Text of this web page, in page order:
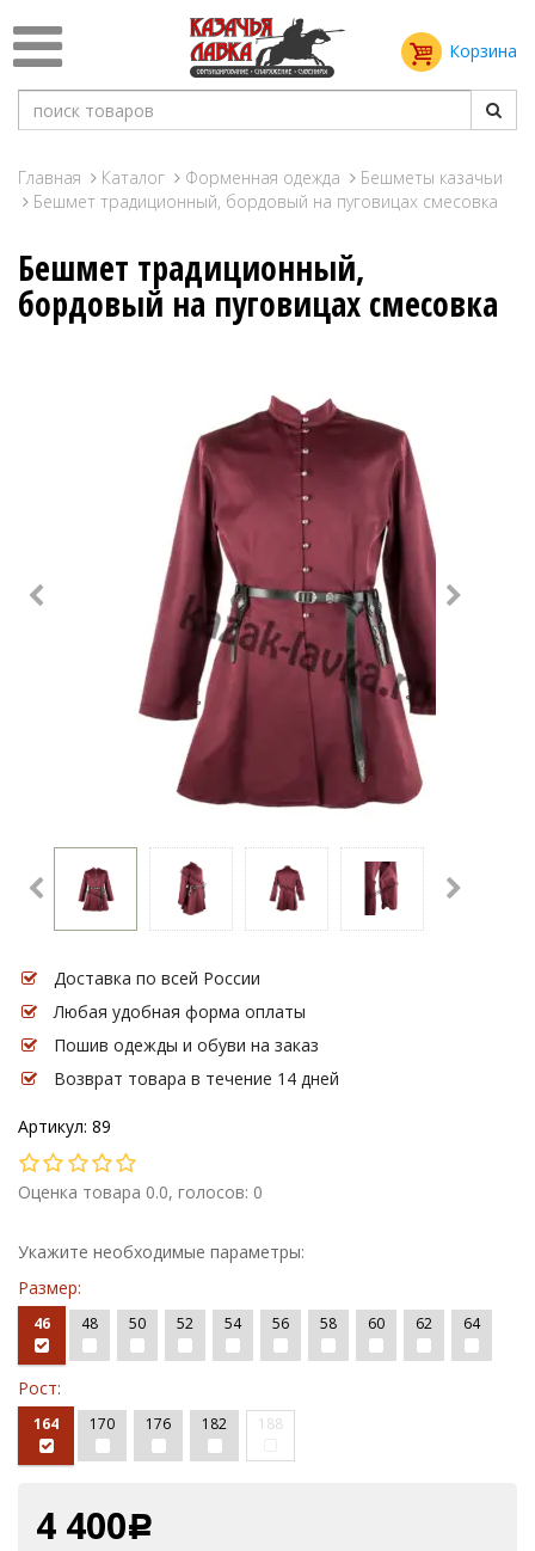
Корзина
Главная Каталог Форменная одежда
Бешметы казачьи
Бешмет традиционный, бордовый на пуговицах смесовка
Бешмет традиционный,
бордовый на пуговицах смесовка
Доставка по всей России
Любая удобная форма оплаты
Пошив одежды и обуви на заказ
Возврат товара в течение 14 дней
Артикул: 89
Оценка товара 0.0, голосов: 0
Укажите необходимые параметры:
Размер:
46 48 50 52 54 56 58 60 62 64
Рост:
164 170 176 182 188
4 400Р